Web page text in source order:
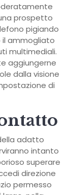
prospetto
pigiando
ammogliato
multimediali.
aggiungerne
dalla visione
di
adatto
intanto
superare
direzione
permesso